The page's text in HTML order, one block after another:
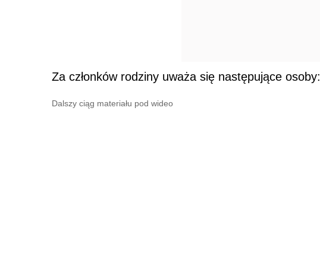
Za członków rodziny uważa się następujące osoby:
Dalszy ciąg materiału pod wideo